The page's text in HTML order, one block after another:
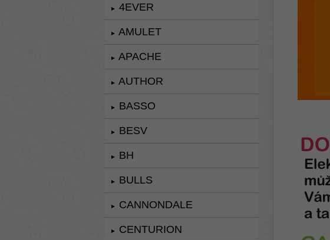
► 4EVER
► AMULET
► APACHE
► AUTHOR
► BASSO
► BESV
► BH
► BULLS
► CANNONDALE
► CENTURION